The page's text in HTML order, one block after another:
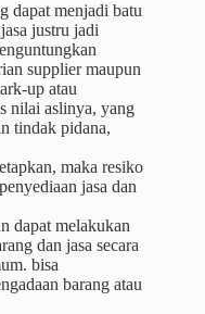
dapat menjadi batu
justru jadi
supplier maupun
up atau
nilai aslinya, yang
tindak pidana,
maka resiko
jasa dan
dapat melakukan
dan jasa secara
bisa
barang atau